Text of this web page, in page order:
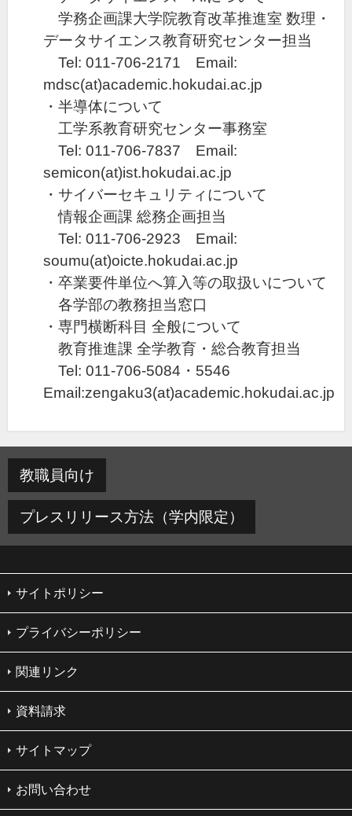
学務企画課大学院教育改革推進室 数理・
データサイエンス教育研究センター担当
Tel: 011-706-2171 Email:
mdsc(at)academic.hokudai.ac.jp
・半導体について
工学系教育研究センター事務室
Tel: 011-706-7837 Email:
semicon(at)ist.hokudai.ac.jp
・サイバーセキュリティについて
情報企画課 総務企画担当
Tel: 011-706-2923 Email:
soumu(at)oicte.hokudai.ac.jp
・卒業要件単位へ算入等の取扱いについて
各学部の教務担当窓口
・専門横断科目 全般について
教育推進課 全学教育・総合教育担当
Tel: 011-706-5084・5546
Email:zengaku3(at)academic.hokudai.ac.jp
教職員向け
プレスリリース方法（学内限定）
サイトポリシー
プライバシーポリシー
関連リンク
資料請求
サイトマップ
お問い合わせ